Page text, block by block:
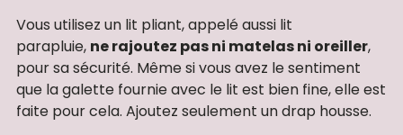
Vous utilisez un lit pliant, appelé aussi lit
parapluie, ne rajoutez pas ni matelas ni oreiller,
pour sa sécurité. Même si vous avez le sentiment
que la galette fournie avec le lit est bien fine, elle est
faite pour cela. Ajoutez seulement un drap housse.